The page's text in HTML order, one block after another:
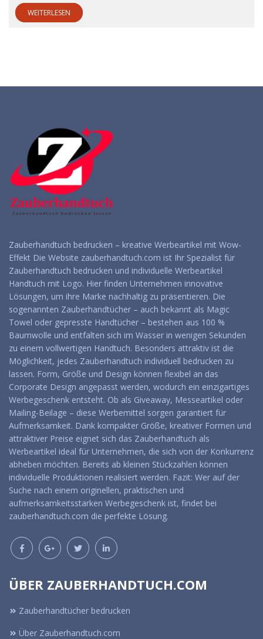
WEITERLESEN
Zauberhandtuch bedrucken – kreative Werbeartikel mit Wow-
Effekt Die Website zauberhandtuch.com ist Ihr Spezialist für
Zauberhandtuch bedrucken und individuelle Werbeartikel
Handtuch mit Logo. Hier finden Unternehmen innovative
Lösungen, um ihre Marke nachhaltig zu präsentieren. Die
sogenannten Zauberhandtücher – auch bekannt als Magic
Towel oder gepresste Handtücher – bestehen aus 100 %
Baumwolle und entfalten sich im Wasser in wenigen Sekunden
zu einem vollwertigen Handtuch. Besonders attraktiv ist die
Möglichkeit, jedes Zauberhandtuch individuell bedrucken zu
lassen. Form, Größe und Design können flexibel an das
Corporate Design angepasst werden, wodurch ein einzigartiges
Werbegeschenk entsteht. Ob als Giveaway, Messeartikel oder
Mailing-Beilage – diese Werbemittel sorgen garantiert für
Aufmerksamkeit. Dank kompakter Größe, kreativer Formen und
attraktiver Preise eignet sich das Zauberhandtuch als
Werbeartikel ideal für Unternehmen, die sich von der Konkurrenz
abheben möchten. Bereits ab kleinen Stückzahlen können
individuelle Produktionen realisiert werden. Fazit: Wer auf der
Suche nach einem originellen, praktischen und
aufmerksamkeitsstarken Werbegeschenk ist, findet bei
zauberhandtuch.com die perfekte Lösung.
ÜBER ZAUBERHANDTUCH.COM
Zauberhandtücher bedrucken
Über Zauberhandtuch.com